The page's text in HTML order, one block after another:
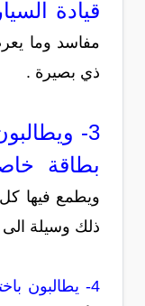
قيادة
مفاسد وما
ذي بصيرة .
3-
بطاقة
ويطمع فيها
ذلك وسيلة
4- يطالبون باختلاط المرأة والرجال